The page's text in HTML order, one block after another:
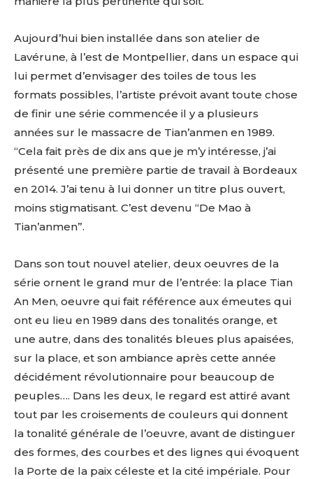
Aujourd’hui bien installée dans son atelier de
Lavérune, à l’est de Montpellier, dans un espace qui
lui permet d’envisager des toiles de tous les
formats possibles, l’artiste prévoit avant toute chose
de finir une série commencée il y a plusieurs
années sur le massacre de Tian’anmen en 1989.
“Cela fait près de dix ans que je m’y intéresse, j’ai
présenté une première partie de travail à Bordeaux
en 2014. J’ai tenu à lui donner un titre plus ouvert,
moins stigmatisant. C’est devenu “De Mao à
Tian’anmen”.
Dans son tout nouvel atelier, deux oeuvres de la
série ornent le grand mur de l’entrée: la place Tian
An Men, oeuvre qui fait référence aux émeutes qui
ont eu lieu en 1989 dans des tonalités orange, et
une autre, dans des tonalités bleues plus apaisées,
sur la place, et son ambiance après cette année
décidément révolutionnaire pour beaucoup de
peuples…. Dans les deux, le regard est attiré avant
tout par les croisements de couleurs qui donnent
la tonalité générale de l’oeuvre, avant de distinguer
des formes, des courbes et des lignes qui évoquent
la Porte de la paix céleste et la cité impériale. Pour